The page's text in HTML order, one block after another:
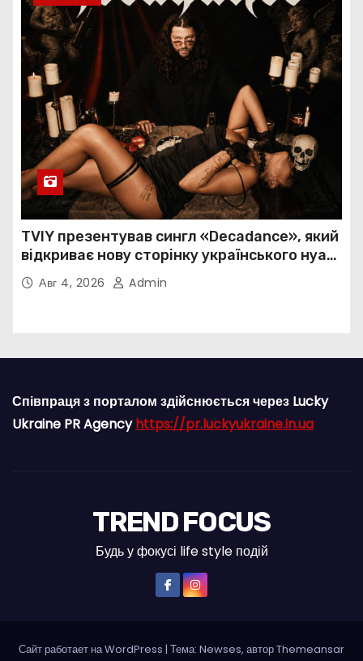
TVIY презентував сингл «Decadance», який
відкриває нову сторінку українського нуар-
попуАвг 4, 2026 Admin
Співпраця з порталом здійснюється через Lucky
Ukraine PR Agencyhttps://pr.luckyukraine.in.ua
TREND FOCUS
Будь у фокусі life style подій
Сайт работает на WordPress | Тема: Newses, авторThemeansar